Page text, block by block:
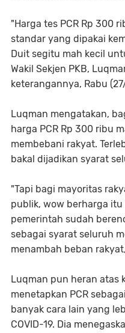
"Harga tes PCR Rp 300
standar yang dipakai
Duit segitu mah kecil
Wakil Sekjen PKB,
keterangannya, Rabu
Luqman mengatakan,
harga PCR Rp 300 ribu
membebani rakyat.
bakal dijadikan syarat
"Tapi bagi mayoritas
publik, wow berharga
pemerintah sudah
sebagai syarat seluruh
menambah beban
Luqman pun heran atas
menetapkan PCR
banyak cara lain yang
COVID-19. Dia